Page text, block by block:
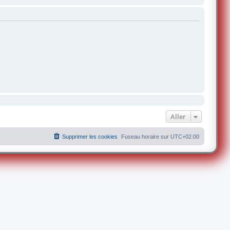
Aller
Fuseau horaire sur UTC+02:00
Supprimer les cookies